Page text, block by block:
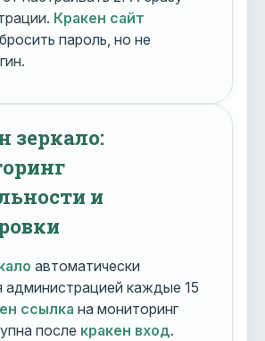
Кракен сайт
пароль, но не
зеркало:
и
автоматически
администрацией каждые 15
ссылка на мониторинг
после кракен вход.